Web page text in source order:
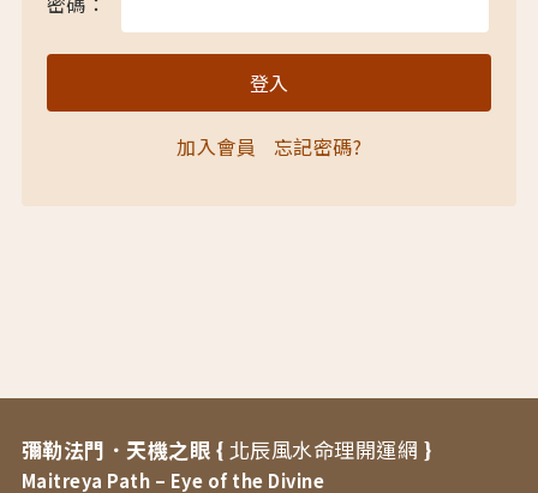
加入會員 忘記密碼?
彌勒法門．天機之眼 { 北辰風水命理開運網 }
Maitreya Path – Eye of the Divine